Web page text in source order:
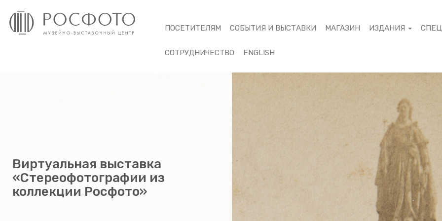
ПОСЕТИТЕЛЯМ СОБЫТИЯ И ВЫСТАВКИ МАГАЗИН ИЗДАНИЯ
СОТРУДНИЧЕСТВО ENGLISH
Виртуальная выставка
«Стереофотографии из
коллекции Росфото»